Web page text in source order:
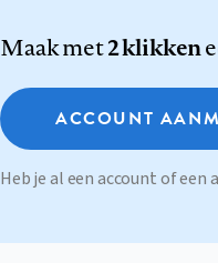
Maak met2 klikken
ACCOUNT
Heb je al een account of een